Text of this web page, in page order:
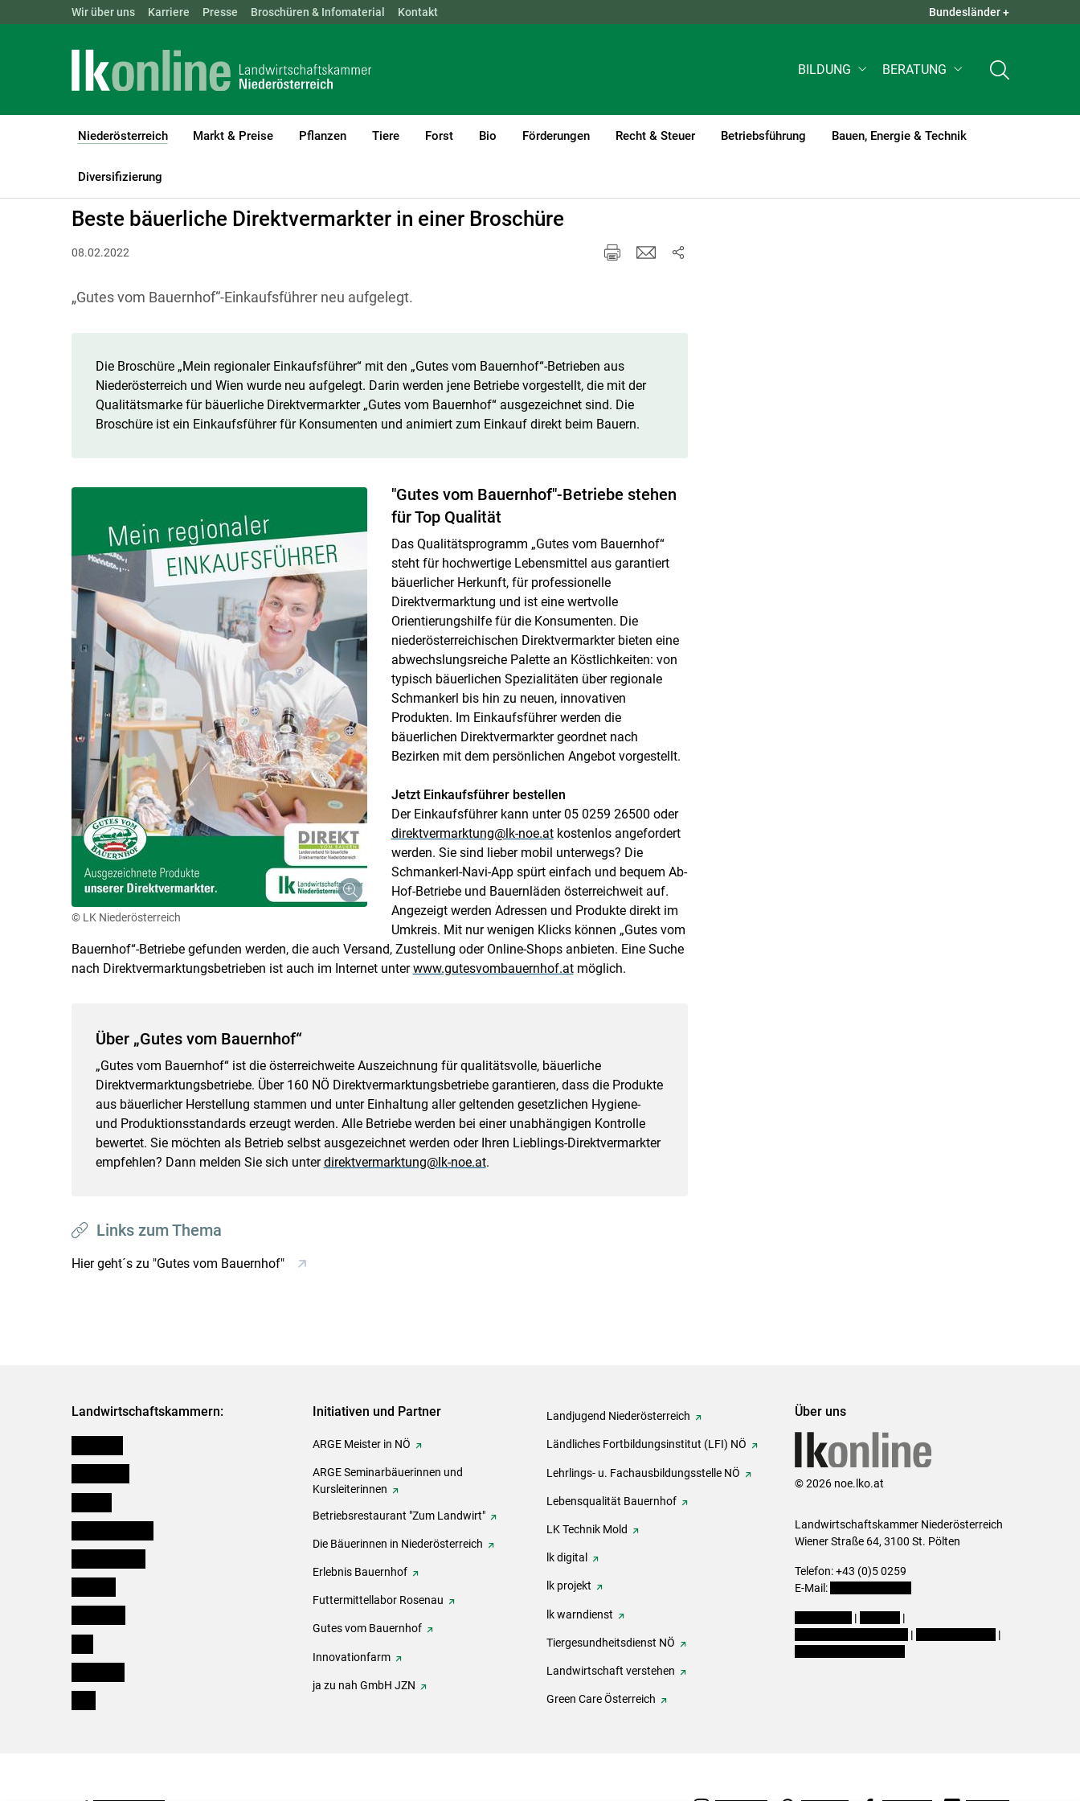
Skip to main content
Landwirtschaftskammern: ÖSTERREICH BGLD KTN NÖ OÖ SBG QUICK LINKS +
Wir über uns Karriere Presse Broschüren & Infomaterial Kontakt Bundesländer +
BILDUNG BERATUNG
Niederösterreich
(current)1
Markt & Preise Pflanzen Tiere Forst Bio Förderungen Recht & Steuer Betriebsführung Bauen, Energie & Technik
Diversifizierung
LK Niederösterreich
Beste bäuerliche Direktvermarkter in einer Broschüre
08.02.2022
„Gutes vom Bauernhof“-Einkaufsführer neu aufgelegt.
Die Broschüre „Mein regionaler Einkaufsführer“ mit den „Gutes vom Bauernhof“-Betrieben aus
Niederösterreich und Wien wurde neu aufgelegt. Darin werden jene Betriebe vorgestellt, die mit der
Qualitätsmarke für bäuerliche Direktvermarkter „Gutes vom Bauernhof“ ausgezeichnet sind. Die
Broschüre ist ein Einkaufsführer für Konsumenten und animiert zum Einkauf direkt beim Bauern.
© LK Niederösterreich
"Gutes vom Bauernhof"-Betriebe stehen
für Top Qualität
Das Qualitätsprogramm „Gutes vom Bauernhof“
steht für hochwertige Lebensmittel aus garantiert
bäuerlicher Herkunft, für professionelle
Direktvermarktung und ist eine wertvolle
Orientierungshilfe für die Konsumenten. Die
niederösterreichischen Direktvermarkter bieten eine
abwechslungsreiche Palette an Köstlichkeiten: von
typisch bäuerlichen Spezialitäten über regionale
Schmankerl bis hin zu neuen, innovativen
Produkten. Im Einkaufsführer werden die
bäuerlichen Direktvermarkter geordnet nach
Bezirken mit dem persönlichen Angebot vorgestellt.
Jetzt Einkaufsführer bestellen
Der Einkaufsführer kann unter 05 0259 26500 oder
direktvermarktung@lk-noe.atkostenlos angefordert
werden. Sie sind lieber mobil unterwegs? Die
Schmankerl-Navi-App spürt einfach und bequem Ab-
Hof-Betriebe und Bauernläden österreichweit auf.
Angezeigt werden Adressen und Produkte direkt im
Umkreis. Mit nur wenigen Klicks können „Gutes vom
Bauernhof“-Betriebe gefunden werden, die auch Versand, Zustellung oder Online-Shops anbieten. Eine Suche
nach Direktvermarktungsbetrieben ist auch im Internet unterwww.gutesvombauernhof.atmöglich.
Über „Gutes vom Bauernhof“
„Gutes vom Bauernhof“ ist die österreichweite Auszeichnung für qualitätsvolle, bäuerliche
Direktvermarktungsbetriebe. Über 160 NÖ Direktvermarktungsbetriebe garantieren, dass die Produkte
aus bäuerlicher Herstellung stammen und unter Einhaltung aller geltenden gesetzlichen Hygiene-
und Produktionsstandards erzeugt werden. Alle Betriebe werden bei einer unabhängigen Kontrolle
bewertet. Sie möchten als Betrieb selbst ausgezeichnet werden oder Ihren Lieblings-Direktvermarkter
empfehlen? Dann melden Sie sich unterdirektvermarktung@lk-noe.at.
Links zum Thema
Hier geht´s zu "Gutes vom Bauernhof"
Landwirtschaftskammern: Initiativen und Partner
ARGE Meister in NÖ
ARGE Seminarbäuerinnen und
Kursleiterinnen
Betriebsrestaurant "Zum Landwirt"
Die Bäuerinnen in Niederösterreich
Erlebnis Bauernhof
Futtermittellabor Rosenau
Gutes vom Bauernhof
Innovationfarm
ja zu nah GmbH JZN
Landjugend Niederösterreich
Ländliches Fortbildungsinstitut (LFI) NÖ
Lehrlings- u. Fachausbildungsstelle NÖ
Lebensqualität Bauernhof
LK Technik Mold
lk digital
lk projekt
lk warndienst
Tiergesundheitsdienst NÖ
Landwirtschaft verstehen
Green Care Österreich
Über uns
© 2026 noe.lko.at
Landwirtschaftskammer Niederösterreich
Wiener Straße 64, 3100 St. Pölten
Telefon: +43 (0)5 0259
E-Mail:
|
|
|
|